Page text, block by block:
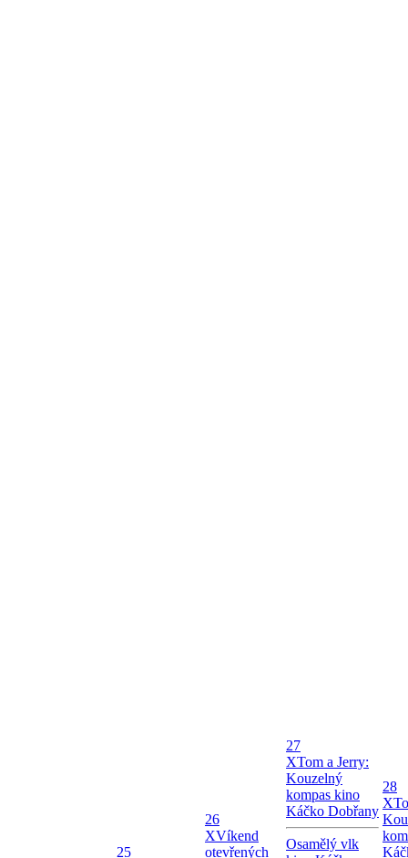
25
26
XVíkend
otevřených
27
XTom a Jerry:
Kouzelný
kompas kino
Káčko Dobřany
Osamělý vlk
28
X